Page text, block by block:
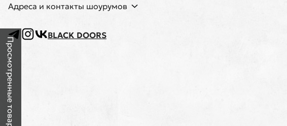
Адреса и контакты шоурумов
BLACK DOORS
Просмотренные товары